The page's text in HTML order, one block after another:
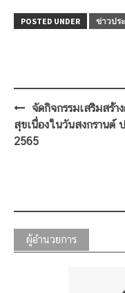
POSTED UNDER ข่าวปร
Post
navigation
จัดกิจกรรมเสริมสร้า
สุขเนื่องในวันสงกรานต์
2565
ผู้อำนวยการ